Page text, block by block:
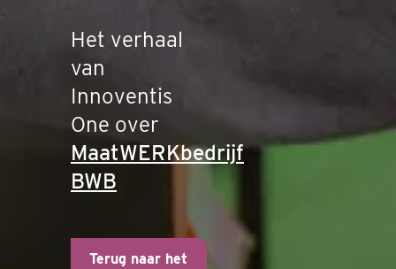
Het verhaal
van
Innoventis
One over
MaatWERKbedrijf
BWB
Terug naar het